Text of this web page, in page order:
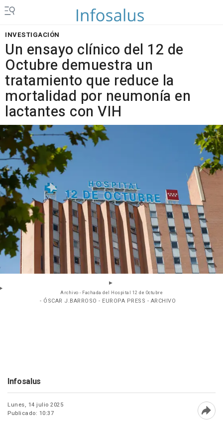
INVESTIGACIÓN
Un ensayo clínico del 12 de
Octubre demuestra un
tratamiento que reduce la
mortalidad por neumonía en
lactantes con VIH
Archivo - Fachada del Hospital 12 de Octubre
- ÓSCAR J.BARROSO - EUROPA PRESS - ARCHIVO
Infosalus
Lunes, 14 julio 2025
Publicado: 10:37